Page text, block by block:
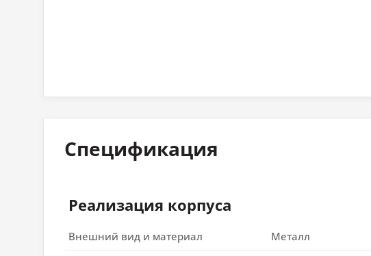
Спецификация
Реализация корпуса
Внешний вид и материал Металл